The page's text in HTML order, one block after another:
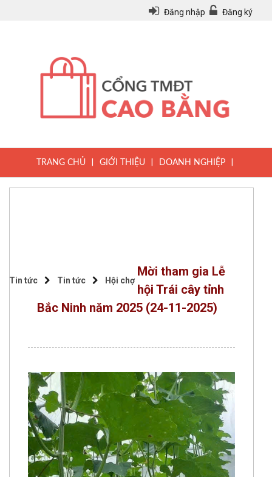
Đăng nhập Đăng ký
TRANG CHỦ GIỚI THIỆU DOANH NGHIỆP
| | |
Tin tức Tin tức Hội chợ
Mời tham gia Lễ
hội Trái cây tỉnh
Bắc Ninh năm 2025 (24-11-2025)